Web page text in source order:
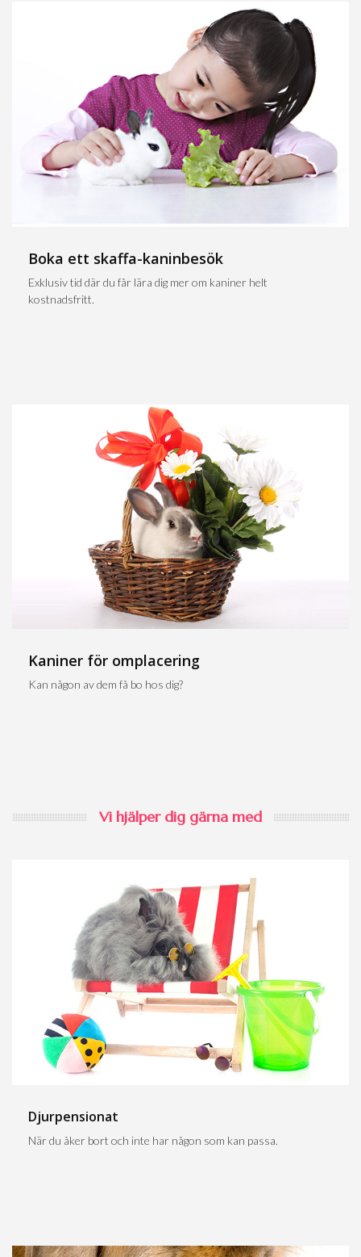
Boka ett skaffa-kaninbesök
Exklusiv tid där du får lära dig mer om kaniner helt
kostnadsfritt.
Kaniner för omplacering
Kan någon av dem få bo hos dig?
Vi hjälper dig gärna med
Djurpensionat
När du åker bort och inte har någon som kan passa.